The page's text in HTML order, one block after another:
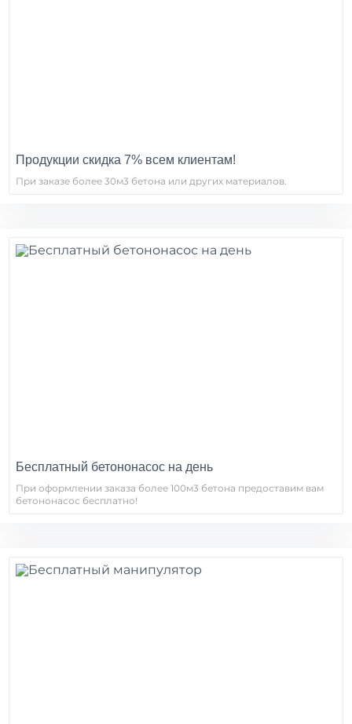
Продукции скидка 7% всем клиентам!
При заказе более 30м3 бетона или других материалов.
Бесплатный бетононасос на день
При оформлении заказа более 100м3 бетона предоставим вам
бетононасос бесплатно!